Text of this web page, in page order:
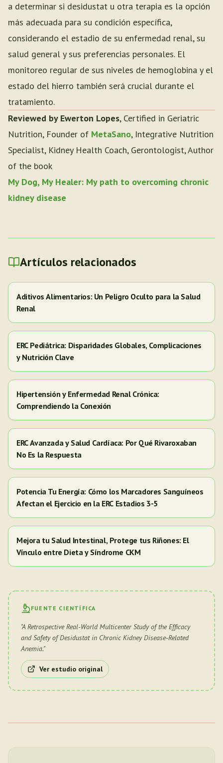
a determinar si desidustat u otra terapia es la opción
más adecuada para su condición específica,
considerando el estadio de su enfermedad renal, su
salud general y sus preferencias personales. El
monitoreo regular de sus niveles de hemoglobina y el
estado del hierro también será crucial durante el
tratamiento.
Reviewed by Ewerton Lopes, Certified in Geriatric
Nutrition, Founder of MetaSano, Integrative Nutrition
Specialist, Kidney Health Coach, Gerontologist, Author
of the book
My Dog, My Healer: My path to overcoming chronic
kidney disease
Artículos relacionados
Aditivos Alimentarios: Un Peligro Oculto para la Salud
Renal
ERC Pediátrica: Disparidades Globales, Complicaciones
y Nutrición Clave
Hipertensión y Enfermedad Renal Crónica:
Comprendiendo la Conexión
ERC Avanzada y Salud Cardíaca: Por Qué Rivaroxaban
No Es la Respuesta
Potencia Tu Energía: Cómo los Marcadores Sanguíneos
Afectan el Ejercicio en la ERC Estadios 3-5
Mejora tu Salud Intestinal, Protege tus Riñones: El
Vínculo entre Dieta y Síndrome CKM
FUENTE CIENTÍFICA
"A Retrospective Real-World Multicenter Study of the Efficacy
and Safety of Desidustat in Chronic Kidney Disease-Related
Anemia."
Ver estudio original